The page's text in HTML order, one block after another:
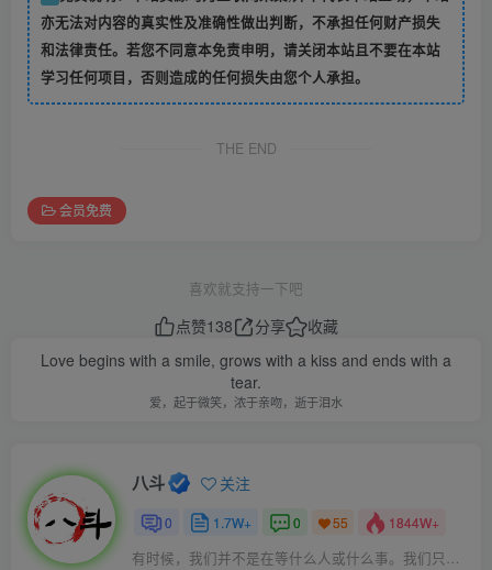
亦无法对内容的真实性及准确性做出判断，不承担任何财产损失
和法律责任。若您不同意本免责申明，请关闭本站且不要在本站
学习任何项目，否则造成的任何损失由您个人承担。
THE END
会员免费
喜欢就支持一下吧
点赞138 分享
收藏
Love begins with a smile, grows with a kiss and ends with a
tear.
爱，起于微笑，浓于亲吻，逝于泪水
八斗 关注
0 1.7W+ 0 55 1844W+
有时候，我们并不是在等什么人或什么事。我们只是在静待岁月改变自己